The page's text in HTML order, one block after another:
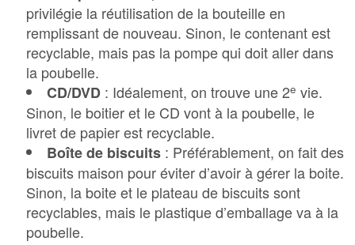
privilégie la réutilisation de la bouteille en
remplissant de nouveau. Sinon, le contenant est
recyclable, mais pas la pompe qui doit aller dans
la poubelle.
CD/DVD : Idéalement, on trouve une 2e vie.
Sinon, le boitier et le CD vont à la poubelle, le
livret de papier est recyclable.
Boîte de biscuits: Préférablement, on fait des
biscuits maison pour éviter d’avoir à gérer la boite.
Sinon, la boite et le plateau de biscuits sont
recyclables, mais le plastique d’emballage va à la
poubelle.